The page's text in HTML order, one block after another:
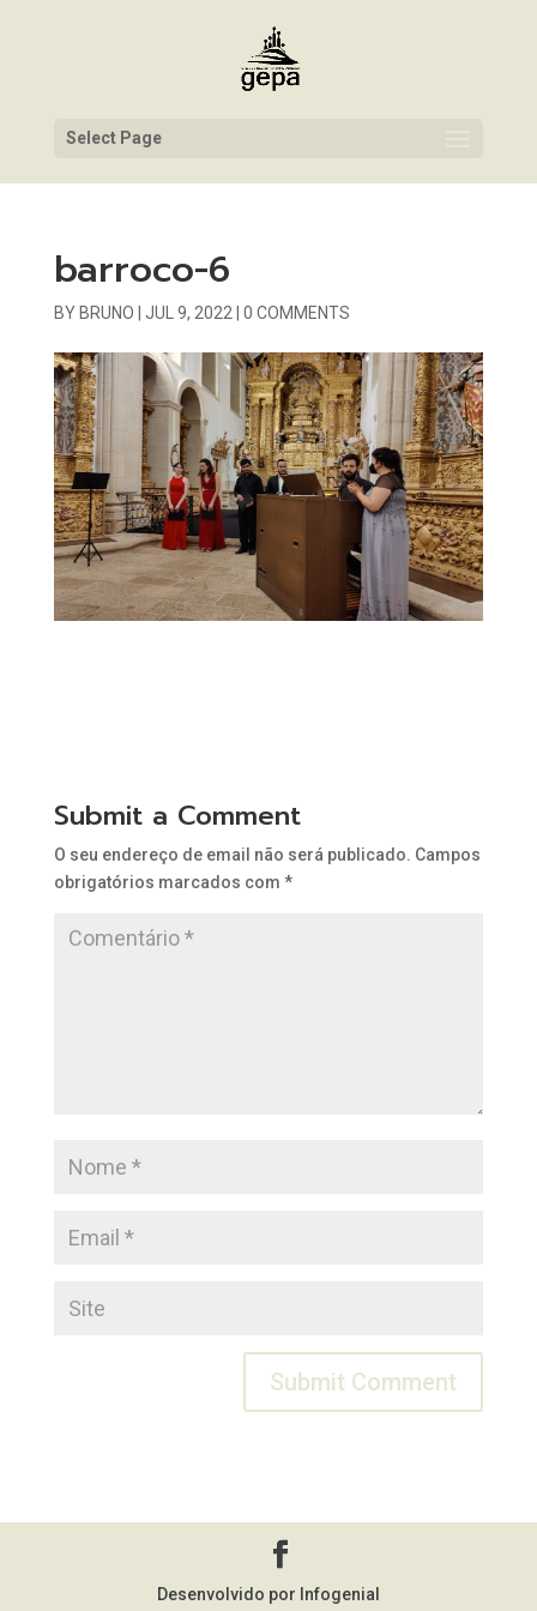
Select Page
barroco-6
BY BRUNO JUL 9, 2022 0 COMMENTS
Submit a Comment
O seu endereço de email não será publicado. Campos
obrigatórios marcados com *
Desenvolvido por Infogenial